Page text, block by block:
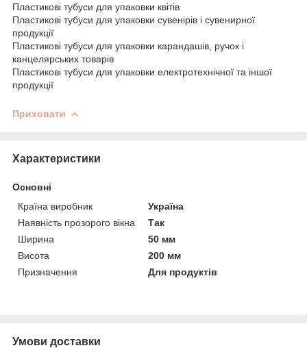
Пластикові тубуси для упаковки квітів
Пластикові тубуси для упаковки сувенірів і сувенирної
продукції
Пластикові тубуси для упаковки карандашів, ручок і
канцелярських товарів
Пластикові тубуси для упаковки електротехнічної та іншої
продукції
Приховати
Характеристики
Основні
Країна виробник
Україна
Наявність прозорого вікна
Так
Ширина
50 мм
Висота
200 мм
Призначення
Для продуктів
Умови доставки